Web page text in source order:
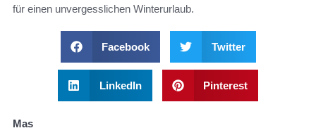
für einen unvergesslichen Winterurlaub.
Facebook Twitter
LinkedIn Pinterest
Mas